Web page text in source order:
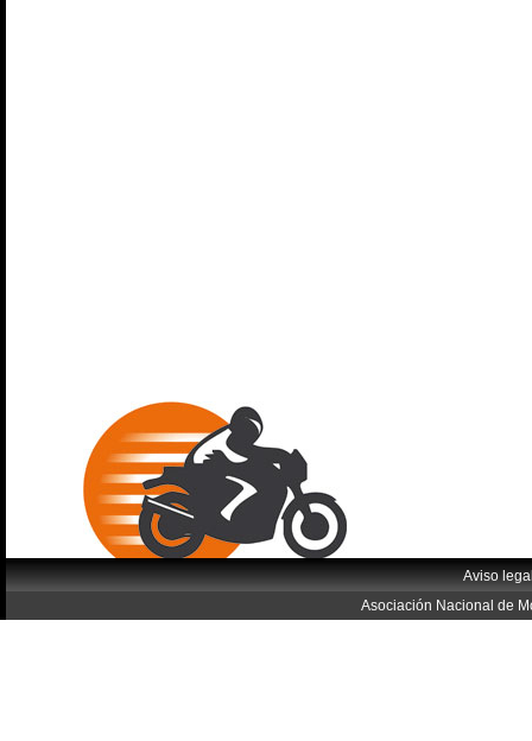
Aviso
Asociación Nacional de